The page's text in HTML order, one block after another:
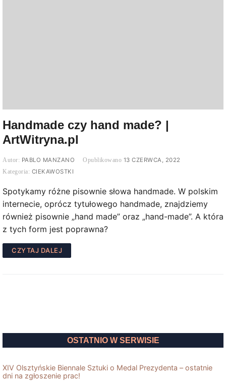
Handmade czy hand made? |
ArtWitryna.pl
PABLO MANZANO
13 CZERWCA, 2022
CIEKAWOSTKI
Spotykamy różne pisownie słowa handmade. W polskim
internecie, oprócz tytułowego handmade, znajdziemy
również pisownie „hand made” oraz „hand-made”. A która
z tych form jest poprawna?
CZYTAJ DALEJ
OSTATNIO W SERWISIE
XIV Olsztyńskie Biennale Sztuki o Medal Prezydenta – ostatnie
dni na zgłoszenie prac!